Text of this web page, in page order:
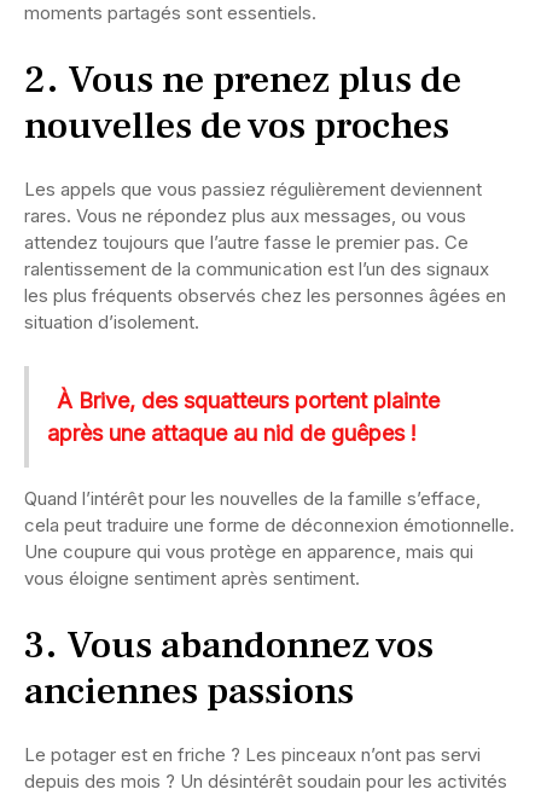
moments partagés sont essentiels.
2. Vous ne prenez plus de
nouvelles de vos proches
Les appels que vous passiez régulièrement deviennent
rares. Vous ne répondez plus aux messages, ou vous
attendez toujours que l’autre fasse le premier pas. Ce
ralentissement de la communication est l’un des signaux
les plus fréquents observés chez les personnes âgées en
situation d’isolement.
À Brive, des squatteurs portent plainte
après une attaque au nid de guêpes !
Quand l’intérêt pour les nouvelles de la famille s’efface,
cela peut traduire une forme de déconnexion émotionnelle.
Une coupure qui vous protège en apparence, mais qui
vous éloigne sentiment après sentiment.
3. Vous abandonnez vos
anciennes passions
Le potager est en friche ? Les pinceaux n’ont pas servi
depuis des mois ? Un désintérêt soudain pour les activités